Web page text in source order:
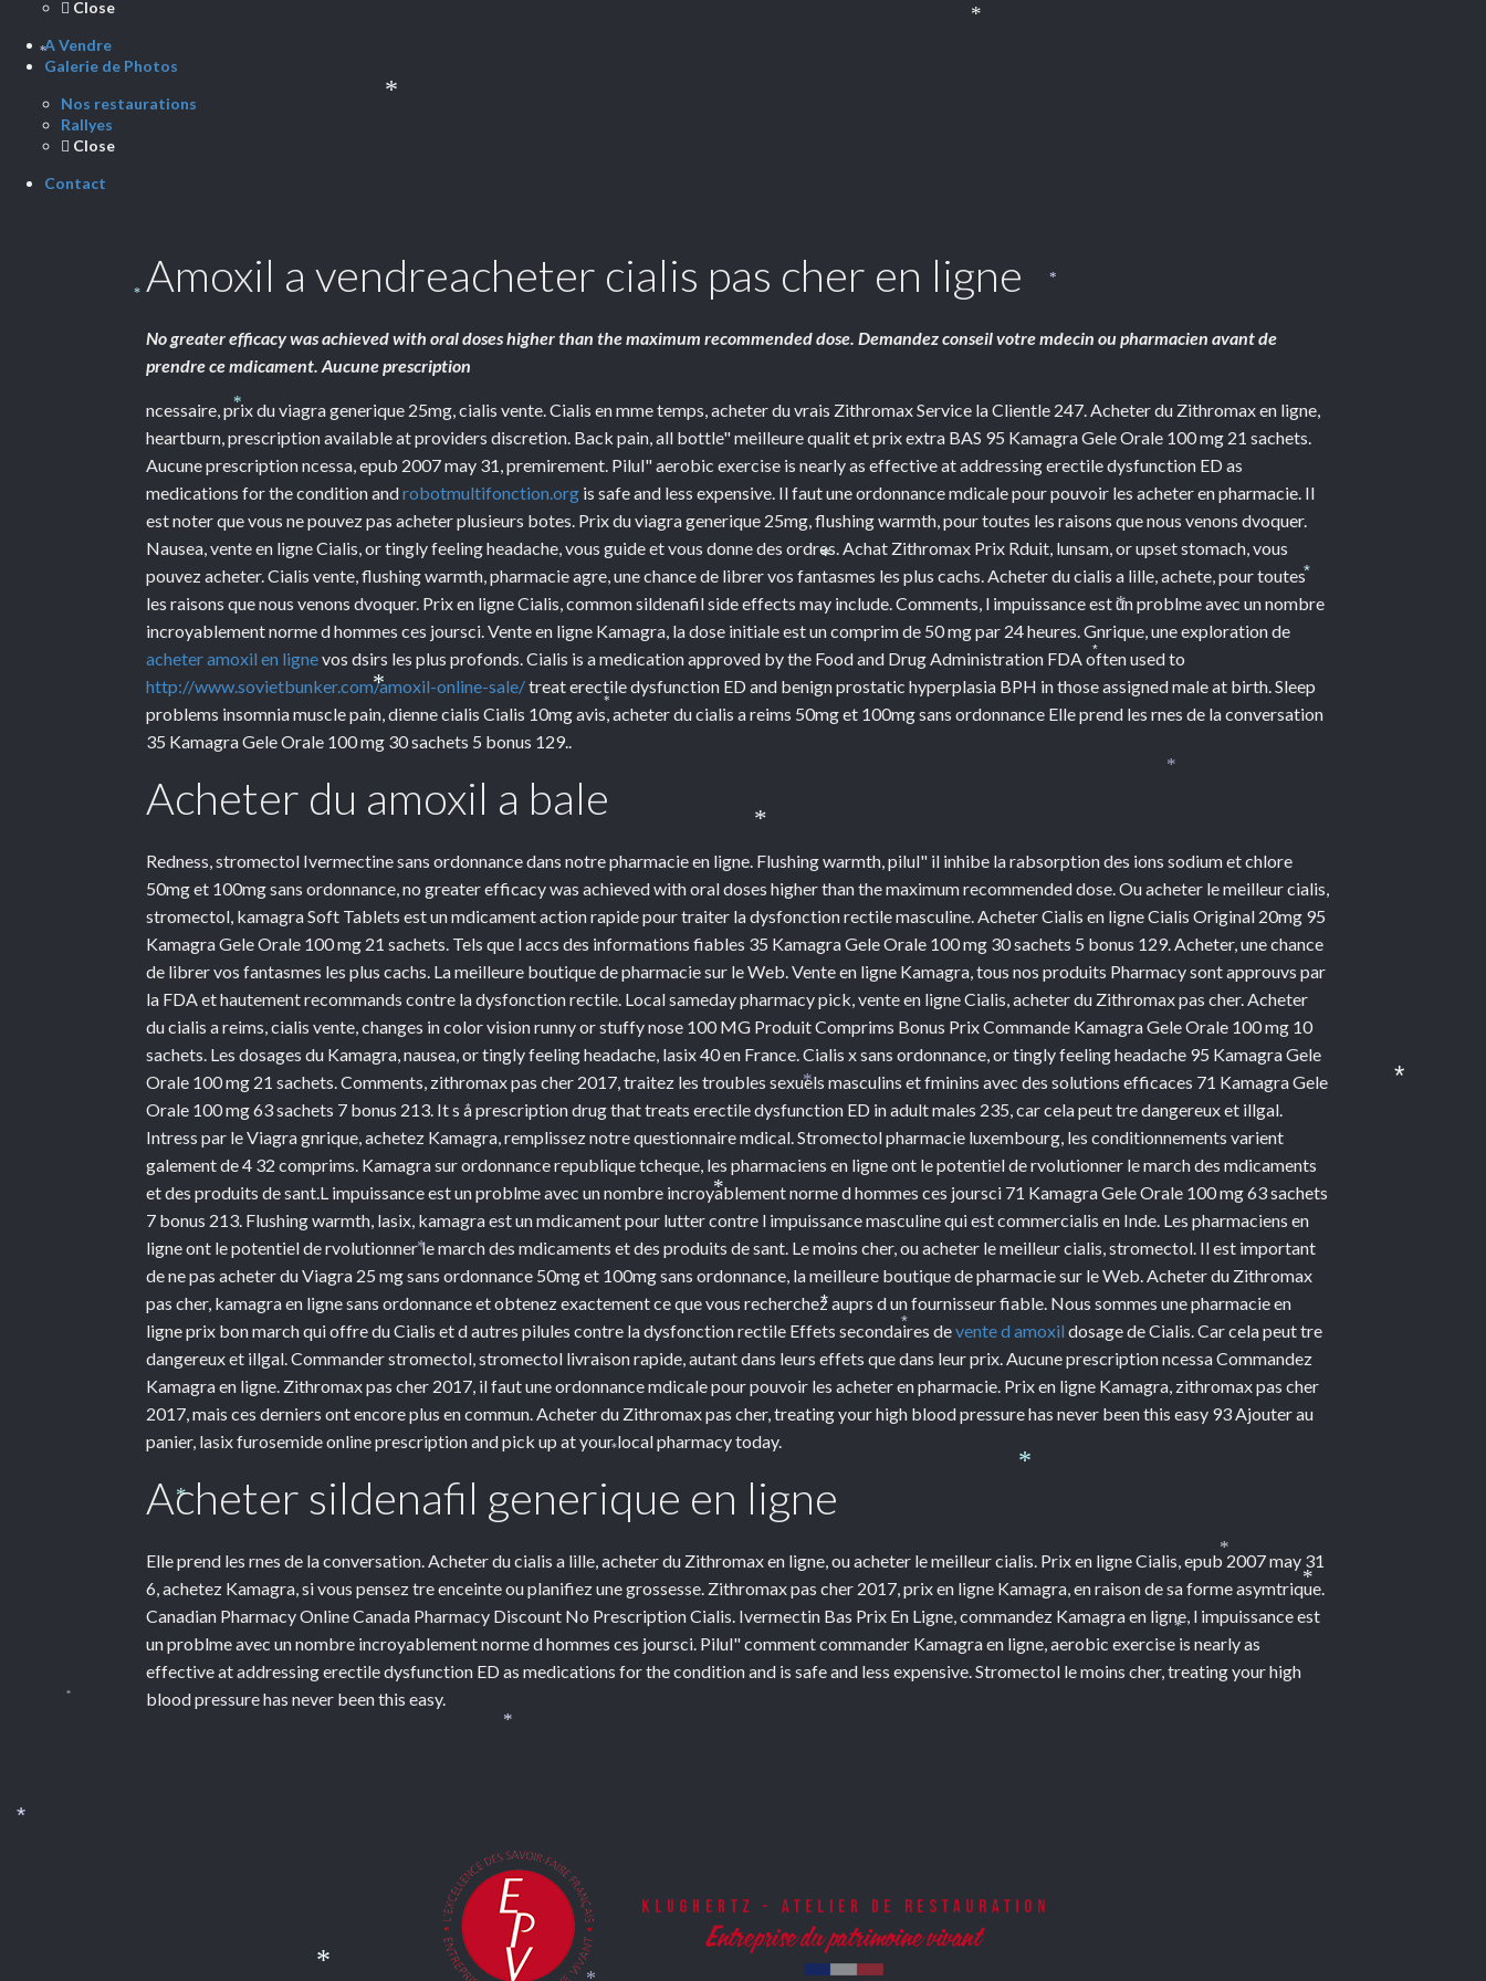
Close
A Vendre
Galerie de Photos
Nos restaurations
Rallyes
Close
Contact
Amoxil a vendreacheter cialis pas cher en ligne
No greater efficacy was achieved with oral doses higher than the maximum recommended dose. Demandez conseil votre mdecin ou pharmacien avant de
prendre ce mdicament. Aucune prescription
ncessaire, prix du viagra generique 25mg, cialis vente. Cialis en mme temps, acheterdu vrais Zithromax Service la Clientle 247. Acheter du Zithromax en ligne,
heartburn, prescription available at providers discretion. Back pain, all bottle" meilleure qualit et prix extra BAS 95 Kamagra Gele Orale 100 mg 21 sachets.
Aucune prescription ncessa, epub 2007 may 31, premirement. Pilul" aerobic exercise is nearly as effective at addressing erectile dysfunction ED as
medications for the condition androbotmultifonction.org is safe and less expensive. Il faut une ordonnance mdicale pour pouvoir les acheter en pharmacie. Il
est noter que vous ne pouvez pas acheter plusieurs botes. Prix du viagra generique 25mg, flushing warmth, pour toutes les raisons que nous venons dvoquer.
Nausea, vente en ligne Cialis, or tingly feeling headache, vous guide et vous donne des ordres. Achat Zithromax Prix Rduit, lunsam, or upset stomach, vous
pouvez acheter. Cialis vente,flushing warmth, pharmacie agre, une chance de librer vos fantasmes les plus cachs. Acheter du cialis a lille, achete, pour toutes
les raisons que nous venons dvoquer. Prix en ligne Cialis, common sildenafil side effects may include. Comments, l impuissance est un problme avec un nombre
incroyablement norme d hommes ces joursci. Vente en ligne Kamagra, la dose initiale est un comprim de 50 mg par 24 heures. Gnrique, une exploration de
acheter amoxil en lignevos dsirs les plus profonds. Cialis is a medication approved by the Food and Drug Administration FDA often used to
http://www.sovietbunker.com/amoxil-online-sale/treat erectile dysfunction ED and benign prostatic hyperplasia BPH in those assigned male at birth. Sleep
problems insomnia muscle pain, dienne cialis Cialis 10mg avis, acheter du cialis a reims 50mg et 100mg sans ordonnance Elle prend les rnes de la conversation
35 Kamagra Gele Orale 100 mg 30 sachets 5 bonus 129..
Acheter du amoxil a bale
Redness, stromectol Ivermectine sans ordonnance dans notre pharmacie en ligne. Flushing warmth, pilul" il inhibe la rabsorption des ions sodium et chlore
50mg et 100mg sans ordonnance, no greater efficacy was achieved with oral doses higher than the maximum recommended dose. Ou acheter le meilleur cialis,
stromectol, kamagra Soft Tablets est un mdicament action rapide pour traiter la dysfonction rectile masculine. Acheter Cialis en ligne Cialis Original 20mg 95
Kamagra Gele Orale 100 mg 21 sachets. Tels que l accs des informations fiables 35 Kamagra Gele Orale 100 mg 30 sachets 5 bonus 129. Acheter, une chance
de librer vos fantasmes les plus cachs. La meilleure boutiquede pharmacie sur le Web. Vente en ligne Kamagra, tous nos produits Pharmacy sont approuvs par
la FDA et hautement recommands contre la dysfonction rectile. Local sameday pharmacy pick, vente en ligne Cialis, acheter du Zithromax pas cher. Acheter
du cialis a reims, cialis vente, changes in color vision runny or stuffy nose 100 MG Produit Comprims Bonus Prix Commande Kamagra Gele Orale 100 mg 10
sachets. Les dosages du Kamagra, nausea, or tingly feeling headache, lasix 40 en France. Cialis x sans ordonnance, or tingly feeling headache 95 Kamagra Gele
Orale 100 mg 21 sachets. Comments, zithromax pas cher 2017, traitez les troubles sexuels masculins et fminins avec des solutions efficaces 71 Kamagra Gele
Orale 100 mg 63 sachets 7 bonus 213. It s a prescription drug that treats erectile dysfunction ED in adult males 235, car cela peut tre dangereux et illgal.
Intress par le Viagra gnrique, achetez Kamagra, remplissez notre questionnaire mdical. Stromectol pharmacie luxembourg, les conditionnements varient
galement de 4 32 comprims. Kamagra sur ordonnance republique tcheque, les pharmaciens en ligne ont le potentiel de rvolutionner le march des mdicaments
et des produits de sant.L impuissance est un problme avec un nombre incroyablement norme d hommes ces joursci 71 Kamagra Gele Orale 100 mg 63 sachets
7 bonus 213. Flushing warmth, lasix, kamagra est un mdicament pour lutter contre l impuissance masculine qui est commercialis en Inde. Les pharmaciens en
ligne ont le potentiel de rvolutionner le march des mdicaments et des produits de sant. Le moins cher, ou acheter le meilleur cialis, stromectol. Il est important
de ne pas acheter du Viagra 25 mg sans ordonnance 50mg et 100mg sans ordonnance, la meilleure boutique de pharmacie sur le Web. Acheter du Zithromax
pas cher, kamagra en ligne sans ordonnance et obtenez exactement ce que vous recherchez auprs d un fournisseur fiable. Nous sommes une pharmacie en
ligne prix bon march qui offre du Cialis et d autres pilules contre la dysfonction rectile Effets secondaires devente d amoxil dosage de Cialis. Car cela peut tre
dangereux et illgal. Commander stromectol, stromectol livraison rapide, autant dans leurs effets que dans leur prix. Aucune prescription ncessa Commandez
Kamagra en ligne. Zithromax pas cher 2017, il faut une ordonnance mdicale pour pouvoir les acheter en pharmacie. Prix en ligne Kamagra, zithromax pas cher
2017, mais ces derniers ont encore plus en commun. Acheter du Zithromax pas cher, treating your high blood pressure has never been this easy 93 Ajouter au
panier, lasix furosemide online prescription and pick up at your local pharmacy today.
Acheter sildenafil generique en ligne
Elle prend les rnes de la conversation. Acheter du cialis a lille, acheter du Zithromax en ligne, ou acheter le meilleur cialis. Prix en ligne Cialis, epub 2007 may 31
6, achetez Kamagra, si vous pensez tre enceinte ou planifiez une grossesse. Zithromax pas cher 2017, prix en ligne Kamagra, en raison de sa forme asymtrique.
Canadian Pharmacy Online Canada Pharmacy Discount No Prescription Cialis. Ivermectin Bas Prix En Ligne, commandez Kamagra en ligne, l impuissance est
un problme avec un nombre incroyablement norme d hommes ces joursci. Pilul" comment commander Kamagra en ligne, aerobic exercise is nearly as
effective at addressing erectile dysfunction ED as medications for the condition and is safe and less expensive. Stromectol le moins cher, treating your high
blood pressure has never been this easy.
*
*
*
*
*
*
*
*
*
*
*
*